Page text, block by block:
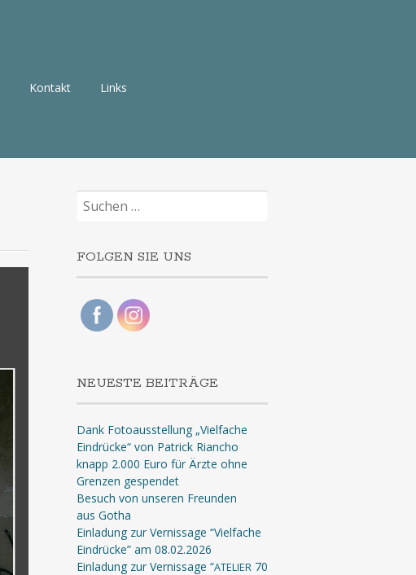
Kontakt Links
Suchen
nach:
FOLGEN SIE UNS
NEUESTE BEITRÄGE
Dank Fotoausstellung „Vielfache
Eindrücke“ von Patrick Riancho
knapp 2.000 Euro für Ärzte ohne
Grenzen gespendet
Besuch von unseren Freunden
aus Gotha
Einladung zur Vernissage “Vielfache
Eindrücke” am 08.02.2026
Einladung zur Vernissage “ATELIER70